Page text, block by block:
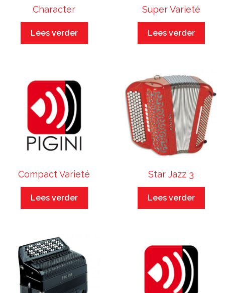
Character
Lees verder
Super Varieté
Lees verder
Compact Varieté
Lees verder
Star Jazz 3
Lees verder